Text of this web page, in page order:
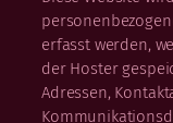
erfasst werden,
der Hoster
Adressen,